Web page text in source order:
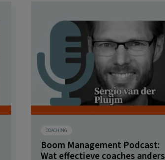
COACHING
Boom Management Podcast:
Wat effectieve coaches anders